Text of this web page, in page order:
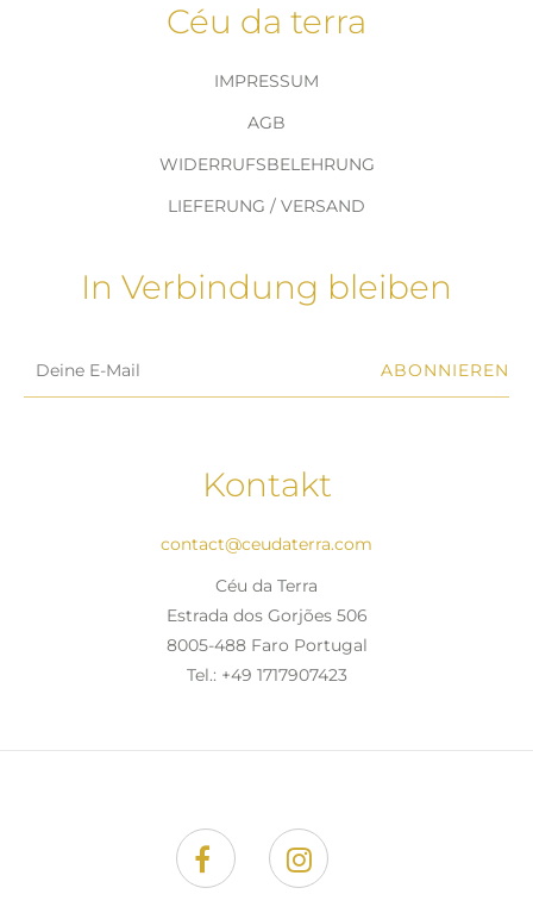
Céu da terra
IMPRESSUM
AGB
WIDERRUFSBELEHRUNG
LIEFERUNG / VERSAND
In Verbindung bleiben
ABONNIEREN
Kontakt
contact@ceudaterra.com
Céu da Terra
Estrada dos Gorjões 506
8005-488 Faro Portugal
Tel.: +49 1717907423
Facebook